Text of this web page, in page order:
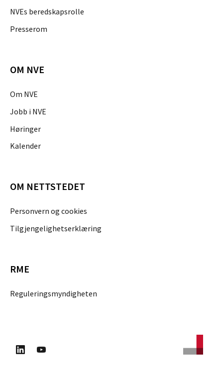
NVEs beredskapsrolle
Presserom
OM NVE
Om NVE
Jobb i NVE
Høringer
Kalender
OM NETTSTEDET
Personvern og cookies
Tilgjengelighetserklæring
RME
Reguleringsmyndigheten